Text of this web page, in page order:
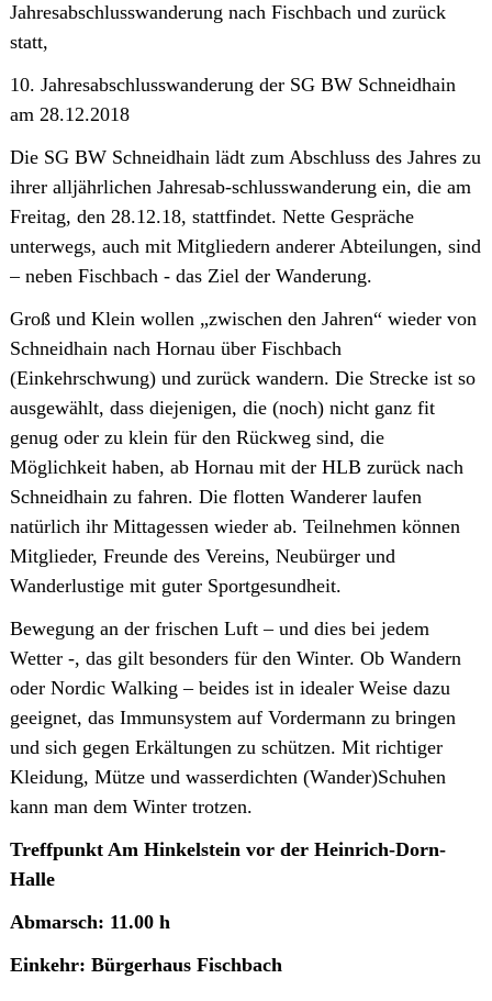
Jahresabschlusswanderung nach Fischbach und zurück
statt,
10. Jahresabschlusswanderung der SG BW Schneidhain
am 28.12.2018
Die SG BW Schneidhain lädt zum Abschluss des Jahres zu
ihrer alljährlichen Jahresab-schlusswanderung ein, die am
Freitag, den 28.12.18, stattfindet. Nette Gespräche
unterwegs, auch mit Mitgliedern anderer Abteilungen, sind
– neben Fischbach - das Ziel der Wanderung.
Groß und Klein wollen „zwischen den Jahren“ wieder von
Schneidhain nach Hornau über Fischbach
(Einkehrschwung) und zurück wandern. Die Strecke ist so
ausgewählt, dass diejenigen, die (noch) nicht ganz fit
genug oder zu klein für den Rückweg sind, die
Möglichkeit haben, ab Hornau mit der HLB zurück nach
Schneidhain zu fahren. Die flotten Wanderer laufen
natürlich ihr Mittagessen wieder ab. Teilnehmen können
Mitglieder, Freunde des Vereins, Neubürger und
Wanderlustige mit guter Sportgesundheit.
Bewegung an der frischen Luft – und dies bei jedem
Wetter -, das gilt besonders für den Winter. Ob Wandern
oder Nordic Walking – beides ist in idealer Weise dazu
geeignet, das Immunsystem auf Vordermann zu bringen
und sich gegen Erkältungen zu schützen. Mit richtiger
Kleidung, Mütze und wasserdichten (Wander)Schuhen
kann man dem Winter trotzen.
Treffpunkt Am Hinkelstein vor der Heinrich-Dorn-
Halle
Abmarsch: 11.00 h
Einkehr: Bürgerhaus Fischbach